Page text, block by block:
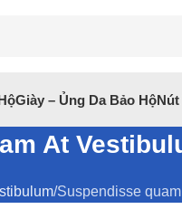
Giày – Ủng Da Bảo HộNút
At
Suspendisse